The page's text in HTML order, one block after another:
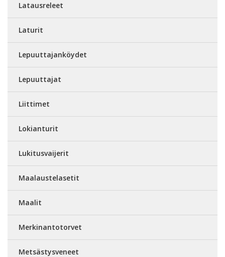
Latausreleet
Laturit
Lepuuttajanköydet
Lepuuttajat
Liittimet
Lokianturit
Lukitusvaijerit
Maalaustelasetit
Maalit
Merkinantotorvet
Metsästysveneet